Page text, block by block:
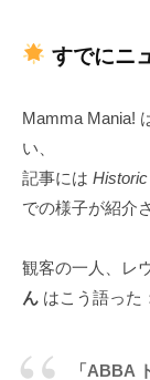
すでにニ
Mamma Mania!
い、
記事には
での様子が紹介
観客の一人、レ
ん はこう語った
「ABBA